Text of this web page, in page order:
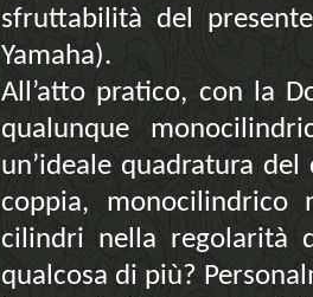
sfruttabilità del
Yamaha).
All’atto pratico, con la
qualunque
un’ideale quadratura
coppia,
cilindri nella regolarità
qualcosa di più?